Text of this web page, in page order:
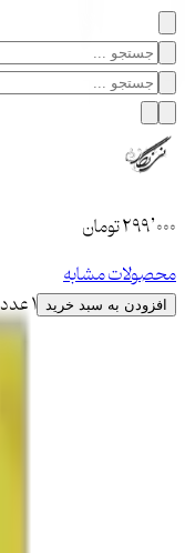
۲۹۹٬۰۰۰تومان
محصولات مشابه
افزودن به سبد خرید 1 عدد در انبار